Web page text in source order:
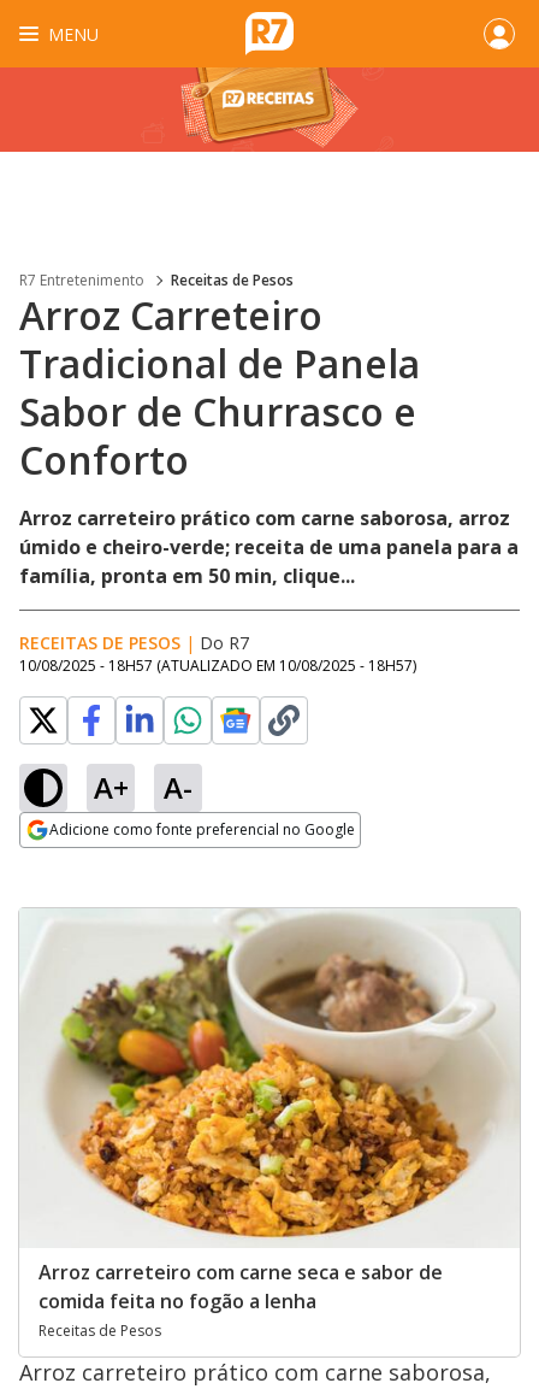
MENU
R7 Entretenimento Receitas de Pesos
Arroz Carreteiro
Tradicional de Panela
Sabor de Churrasco e
Conforto
Arroz carreteiro prático com carne saborosa, arroz
úmido e cheiro-verde; receita de uma panela para a
família, pronta em 50 min, clique...
RECEITAS DE PESOS | Do R7
10/08/2025 - 18H57 (ATUALIZADO EM 10/08/2025 - 18H57)
A+ A-
Adicione como fonte preferencial no Google
Arroz carreteiro com carne seca e sabor de
comida feita no fogão a lenha
Receitas de Pesos
Arroz carreteiro prático com carne saborosa,